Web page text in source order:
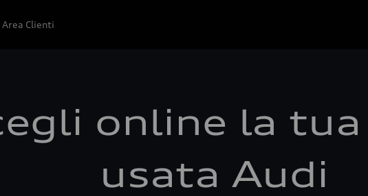
Area Clienti
online la
usata Audi